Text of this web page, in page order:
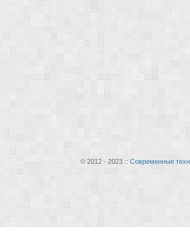
© 2012 - 2023 :: Современные